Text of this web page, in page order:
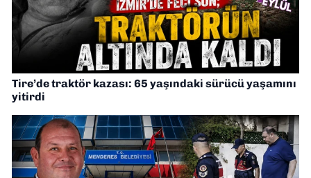
Tire’de traktör kazası: 65 yaşındaki sürücü yaşamını
yitirdi